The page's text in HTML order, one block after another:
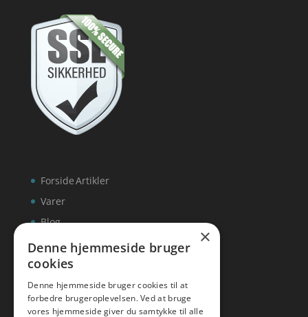
Forside
Varer
Blog
Kontakt
Artikler
×
Denne hjemmeside bruger
cookies
Denne hjemmeside bruger cookies til at
forbedre brugeroplevelsen. Ved at bruge
vores hjemmeside giver du samtykke til alle